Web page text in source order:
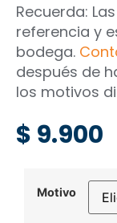
Recuerda:
referencia y
bodega.
después de
los motivos
$ 9.900
Motivo